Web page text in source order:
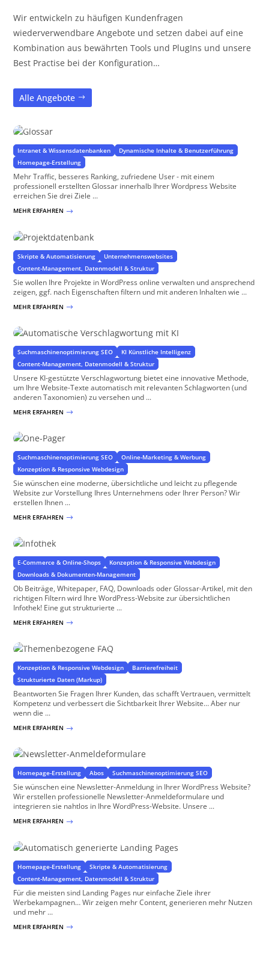
Wir entwickeln zu häufigen Kundenfragen
wiederverwendbare Angebote und setzen dabei auf eine
Kombination aus bewährten Tools und PlugIns und unsere
Best Practise bei der Konfiguration…
Alle Angebote
Übersetzen Sie Fachchinesisch in verständliche Sprache
Intranet & Wissensdatenbanken
Dynamische Inhalte & Benutzerführung
Homepage-Erstellung
Mehr Traffic, besseres Ranking, zufriedene User - mit einem
professionell erstellten Glossar innerhalb Ihrer Wordpress Website
erreichen Sie drei Ziele ...
MEHR ERFAHREN $
mit WordPress
Skripte & Automatisierung
Unternehmenswebsites
Content-Management, Datenmodell & Struktur
Sie wollen Ihre Projekte in WordPress online verwalten und ansprechend
zeigen, ggf. nach Eigenschaften filtern und mit anderen Inhalten wie ...
MEHR ERFAHREN $
für WordPress-Seiten & WooCommerce Shops
Suchmaschinenoptimierung SEO
KI Künstliche Intelligenz
Content-Management, Datenmodell & Struktur
Unsere KI-gestützte Verschlagwortung bietet eine innovative Methode,
um Ihre Website-Texte automatisch mit relevanten Schlagworten (und
anderen Taxonomien) zu versehen und ...
MEHR ERFAHREN $
Preiswert, übersichtlich, grenzenlos werweiterbar
Suchmaschinenoptimierung SEO
Online-Marketing & Werbung
Konzeption & Responsive Webdesign
Sie wünschen eine moderne, übersichtliche und leicht zu pflegende
Website zur Vorstellung Ihres Unternehmens oder Ihrer Person? Wir
erstellen Ihnen ...
MEHR ERFAHREN $
Wissen erschließen und teilen
E-Commerce & Online-Shops
Konzeption & Responsive Webdesign
Downloads & Dokumenten-Management
Ob Beiträge, Whitepaper, FAQ, Downloads oder Glossar-Artikel, mit den
richtigen Filtern wird Ihre WordPress-Website zur übersichtlichen
Infothek! Eine gut strukturierte ...
MEHR ERFAHREN $
für WordPress & WooCommerce
Konzeption & Responsive Webdesign
Barrierefreiheit
Strukturierte Daten (Markup)
Beantworten Sie Fragen Ihrer Kunden, das schafft Vertrauen, vermittelt
Kompetenz und verbessert die Sichtbarkeit Ihrer Website… Aber nur
wenn die ...
MEHR ERFAHREN $
Gewinnen Sie treue Leser
Homepage-Erstellung Abos Suchmaschinenoptimierung SEO
Sie wünschen eine Newsletter-Anmeldung in Ihrer WordPress Website?
Wir erstellen professionelle Newsletter-Anmeldeformulare und
integrieren sie nahtlos in Ihre WordPress-Website. Unsere ...
MEHR ERFAHREN $
für WordPress und WooCommerce Shops
Homepage-Erstellung
Skripte & Automatisierung
Content-Management, Datenmodell & Struktur
Für die meisten sind Landing Pages nur einfache Ziele ihrer
Werbekampagnen… Wir zeigen mehr Content, generieren mehr Nutzen
und mehr ...
MEHR ERFAHREN $